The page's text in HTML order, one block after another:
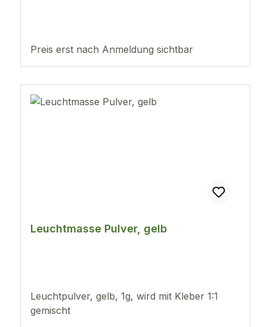
Preis erst nach Anmeldung sichtbar
Leuchtmasse Pulver, gelb
Leuchtpulver, gelb, 1g, wird mit Kleber 1:1
gemischt